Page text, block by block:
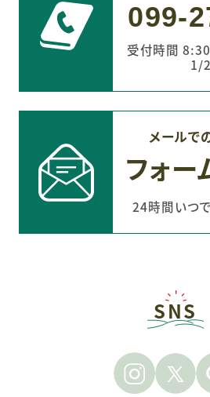
099-
受付時間
1/2
メールで
フォー
24時間いつ
SNS